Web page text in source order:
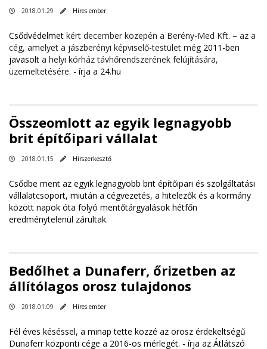
2018.01.29 Híres ember
Csődvédelmet kért december közepén a Berény-Med Kft. – az a
cég, amelyet a jászberényi képviselő-testület még 2011-ben
javasolt a helyi kórház távhőrendszerének felújítására,
üzemeltetésére. - írja a 24.hu
Összeomlott az egyik legnagyobb
brit építőipari vállalat
2018.01.15 Hírszerkesztő
Csődbe ment az egyik legnagyobb brit építőipari és szolgáltatási
vállalatcsoport, miután a cégvezetés, a hitelezők és a kormány
között napok óta folyó mentőtárgyalások hétfőn
eredménytelenül zárultak.
Bedőlhet a Dunaferr, őrizetben az
állítólagos orosz tulajdonos
2018.01.09 Híres ember
Fél éves késéssel, a minap tette közzé az orosz érdekeltségű
Dunaferr központi cége a 2016-os mérlegét. - írja az Átlátszó